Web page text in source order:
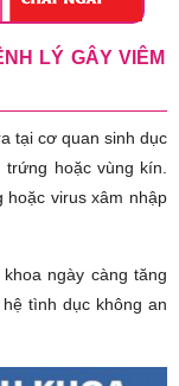
LÝ GÂY VIÊM
tại cơ quan sinh dục
hoặc vùng kín.
hoặc virus xâm nhập
ngày càng tăng
tình dục không an